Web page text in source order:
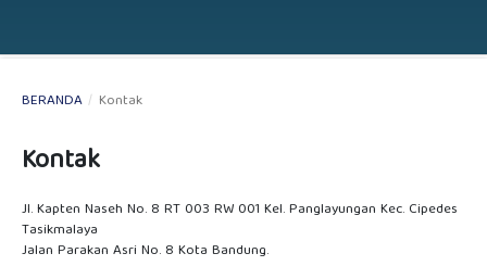
BERANDA / Kontak
Kontak
Jl. Kapten Naseh No. 8 RT 003 RW 001 Kel. Panglayungan Kec. Cipedes
Tasikmalaya
Jalan Parakan Asri No. 8 Kota Bandung.